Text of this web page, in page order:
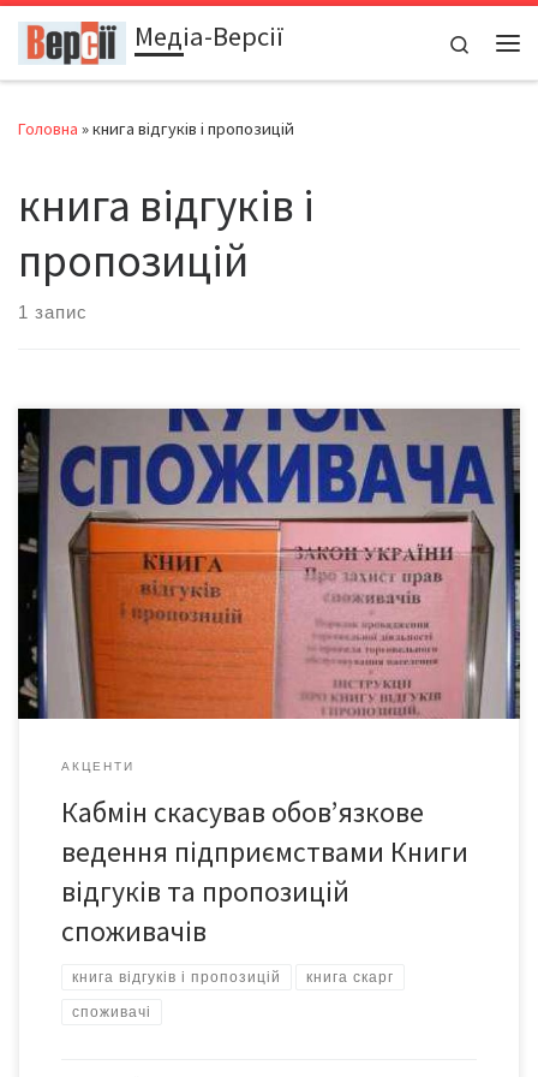
Перейти до вмістуМедіа-Версії
Search
Головна »книга відгуків і пропозицій
книга відгуків і
пропозицій
1 запис
Кабінет міністрів своїм рішенням 6 березня скасував
обов’язкове ведення підприємствами Книги відгуків та
пропозицій споживачів. В уряді очікують, що це дозволить
бізнесу щороку заощаджувати до 125 мільйонів гривень. Крім
цього, Кабмін скасував низку інших застарілих регулятивних
актів. Загальна сума економії бізнесу від скасування таких актів
має скласти до 1 мільярда […]
АКЦЕНТИ
Кабмін скасував обов’язкове
ведення підприємствами Книги
відгуків та пропозицій
споживачів
книга відгуків і пропозицій книга скарг
споживачі